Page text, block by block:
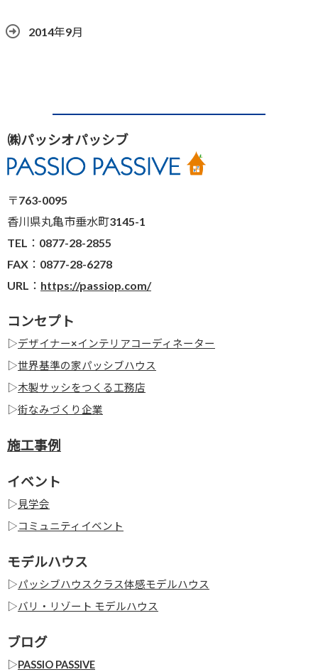
2014年9月
㈱パッシオパッシブ
〒763-0095
香川県丸亀市垂水町3145-1
TEL：0877-28-2855
FAX：0877-28-6278
URL： https://passiop.com/
コンセプト
▷デザイナー×インテリアコーディネーター
▷世界基準の家パッシブハウス
▷木製サッシをつくる工務店
▷街なみづくり企業
施工事例
イベント
▷ 見学会
▷コミュニティイベント
モデルハウス
▷パッシブハウスクラス体感モデルハウス
▷バリ・リゾート モデルハウス
ブログ
▷PASSIO PASSIVE